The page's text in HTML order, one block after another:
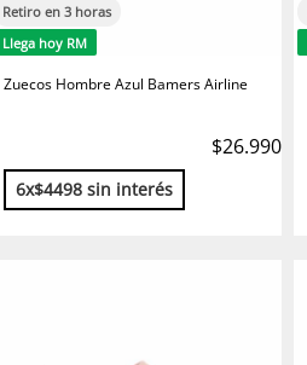
Retiro en 3 horas
Llega hoy RM
Zuecos Hombre Azul Bamers Airline
$26.990
6x$4498 sin interés